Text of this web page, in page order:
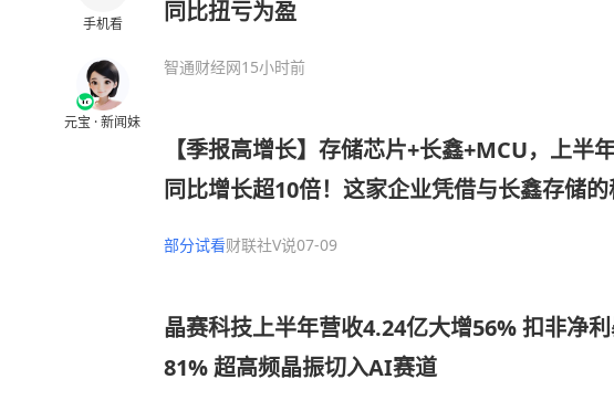
手机看
元宝 · 新闻妹
同比扭亏为盈
智通财经网15小时前
【季报高增长】存储芯片+长鑫+MCU，上半
同比增长超10倍！这家企业凭借与长鑫存储的
部分试看财联社V说07-09
晶赛科技上半年营收4.24亿大增56% 扣非净
81% 超高频晶振切入AI赛道